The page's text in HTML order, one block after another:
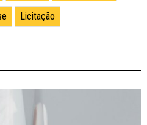
Licitação